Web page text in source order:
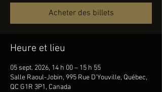
Acheter des billets
Heure et lieu
05 sept. 2026, 14 h 00 – 15 h 55
Salle Raoul-Jobin, 995 Rue D'Youville, Québec,
QC G1R 3P1, Canada